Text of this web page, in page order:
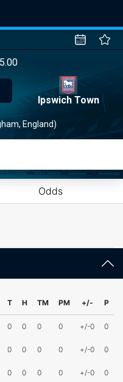
Ipswich Town
England)
Odds
T H TM PM +/- P
0 0 0 0 +/-0 0
0 0 0 0 +/-0 0
0 0 0 0 +/-0 0